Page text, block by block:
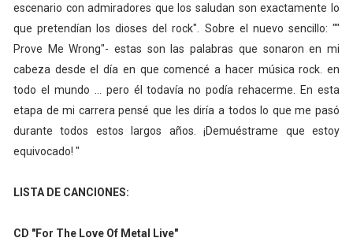
escenario con admiradores que los saludan son exactamente lo
que pretendían los dioses del rock". Sobre el nuevo sencillo: ""
Prove Me Wrong"- estas son las palabras que sonaron en mi
cabeza desde el día en que comencé a hacer música rock. en
todo el mundo ... pero él todavía no podía rehacerme. En esta
etapa de mi carrera pensé que les diría a todos lo que me pasó
durante todos estos largos años. ¡Demuéstrame que estoy
equivocado! "
LISTA DE CANCIONES:
CD "For The Love Of Metal Live"